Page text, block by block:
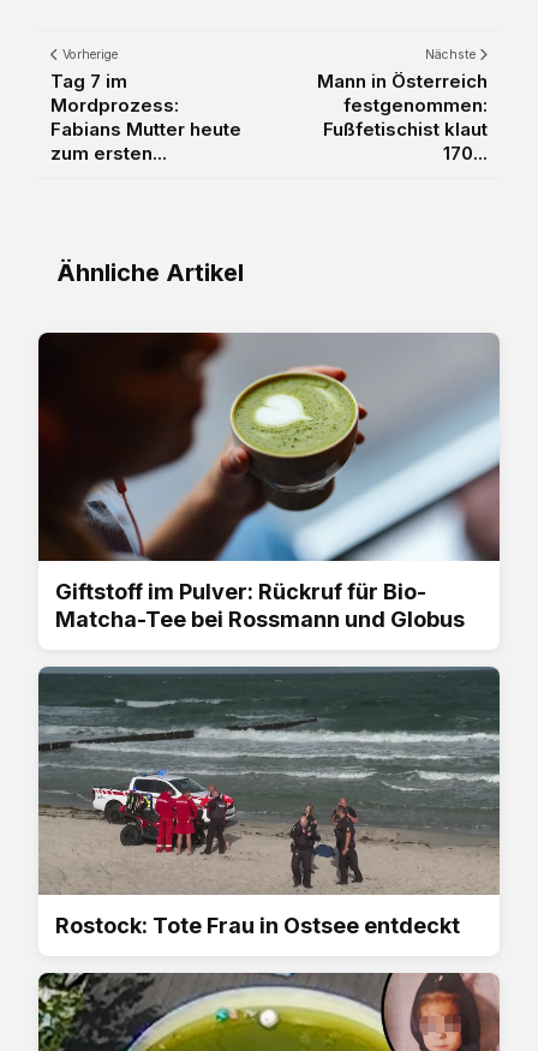
Vorherige
Tag 7 im
Mordprozess:
Fabians Mutter heute
zum ersten...
Nächste
Mann in Österreich
festgenommen:
Fußfetischist klaut
170...
Ähnliche Artikel
Giftstoff im Pulver: Rückruf für Bio-
Matcha-Tee bei Rossmann und Globus
Rostock: Tote Frau in Ostsee entdeckt